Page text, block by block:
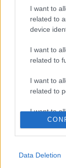
I want to
related to
device
I want to
related to
I want to
related to
I want to
related to
Data Deletion
A
„Ukrajna-
A teljes cikk
ECSUP